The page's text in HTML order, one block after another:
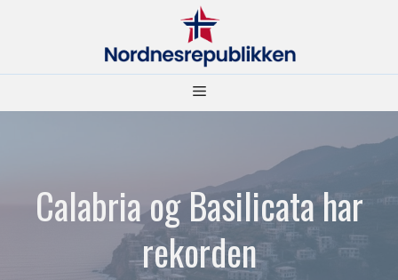
Meny
Calabria og Basilicata har
rekorden